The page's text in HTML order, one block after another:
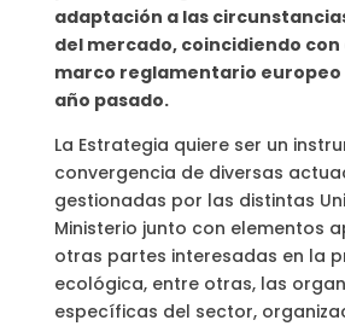
adaptación a las
del mercado, coincidiendo con
marco reglamentario europeo
año pasado.
La Estrategia quiere ser un
convergencia de diversas
gestionadas por las distintas
Ministerio junto con elementos
otras partes interesadas en la
ecológica, entre otras, las
específicas del sector,